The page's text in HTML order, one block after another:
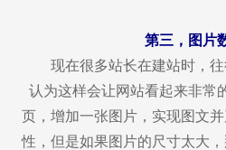
第三，图片数
现在很多站长在建站时，往
认为这样会让网站看起来非常
页，增加一张图片，实现图文
性，但是如果图片的尺寸太大